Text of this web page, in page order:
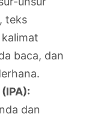
teks
baca, dan
dan